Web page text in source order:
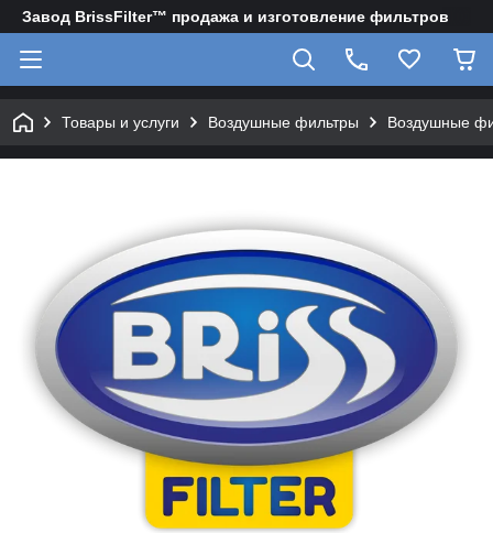
Завод BrissFilter™ продажа и изготовление фильтров
Товары и услуги Воздушные фильтры Воздушные